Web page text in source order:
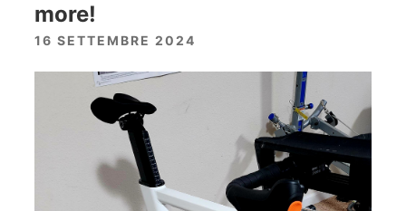
more!
16 SETTEMBRE 2024